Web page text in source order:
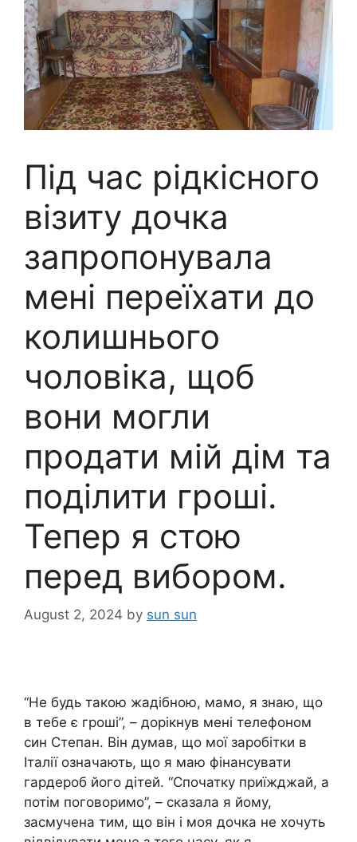
Під час рідкісного
візиту дочка
запропонувала
мені переїхати до
колишнього
чоловіка, щоб
вони могли
продати мій дім та
поділити гроші.
Тепер я стою
перед вибором.
August 2, 2024 by sun sun
“Не будь такою жадібною, мамо, я знаю, що
в тебе є гроші”, – дорікнув мені телефоном
син Степан. Він думав, що мої заробітки в
Італії означають, що я маю фінансувати
гардероб його дітей. “Спочатку приїжджай, а
потім поговоримо”, – сказала я йому,
засмучена тим, що він і моя дочка не хочуть